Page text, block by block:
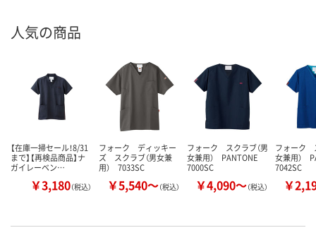
人気の商品
【在庫一掃セール！8/31
まで】【再検品商品】ナ
ガイレーベン…
￥3,180（税込）
フォーク ディッキー
ズ スクラブ（男女兼
用） 7033SC
￥5,540～（税込）
フォーク スクラブ（男
女兼用） PANTONE
7000SC
￥4,090～（税込）
フォーク
女兼用）
7042SC
￥